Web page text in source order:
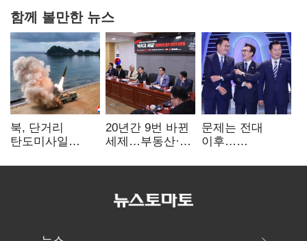
함께 볼만한 뉴스
북, 단거리
탄도미사일
"즉각 중단 촉구"
20년간 9번 바뀐
세제…부동산·
건드렸다
문제는 전대
이후…
뒤집힐 땐